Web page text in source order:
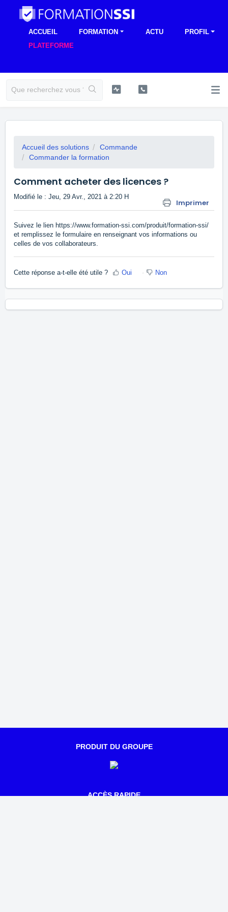
ACCUEIL FORMATION ACTU
PROFIL
PLATEFORME
Accueil des solutions
Commande
Commander la formation
Comment acheter des licences ?
Imprimer
Modifié le : Jeu, 29 Avr., 2021 à 2:20 H
Suivez le lien https://www.formation-ssi.com/produit/formation-ssi/
et remplissez le formulaire en renseignant vos informations ou
celles de vos collaborateurs.
Cette réponse a-t-elle été utile ? Oui Non
PRODUIT DU GROUPE
ACCÈS RAPIDE